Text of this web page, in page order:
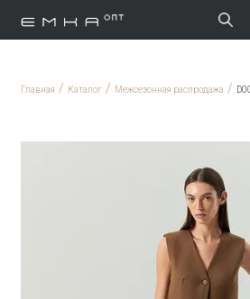
Главная / Каталог / Межсезонная распродажа /